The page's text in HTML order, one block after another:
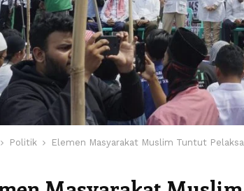
Politik Elemen Masyarakat Muslim Tuntut